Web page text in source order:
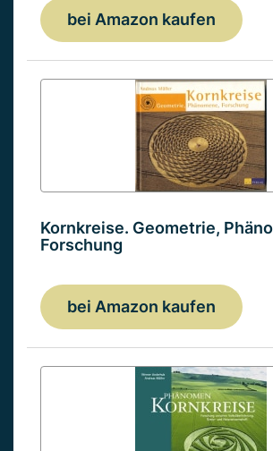
bei Amazon kaufen
Kornkreise. Geometrie,
Forschung
bei Amazon kaufen